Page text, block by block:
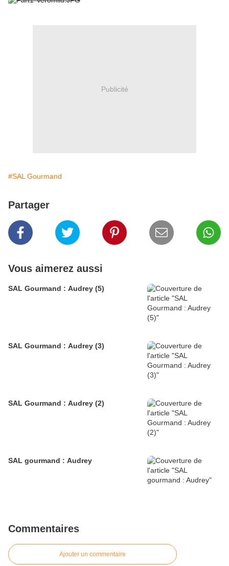
Publicité
#SAL Gourmand
Partager
Vous aimerez aussi
SAL Gourmand : Audrey (5)
SAL Gourmand : Audrey (3)
SAL Gourmand : Audrey (2)
SAL gourmand : Audrey
Commentaires
Ajouter un commentaire